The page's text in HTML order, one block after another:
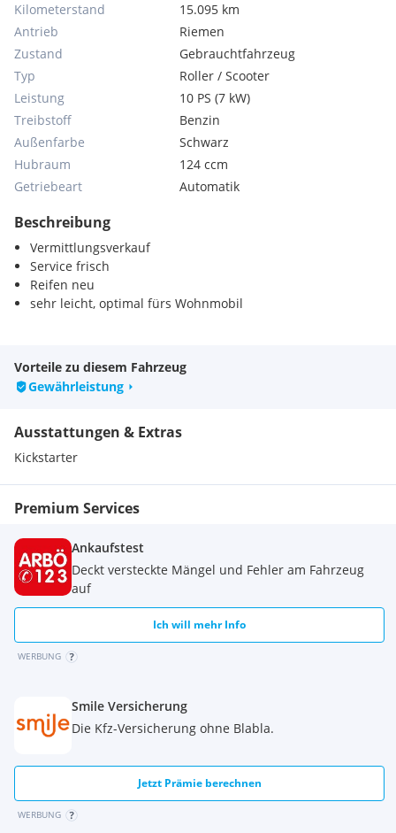
Kilometerstand
15.095 km
Antrieb
Riemen
Zustand
Gebrauchtfahrzeug
Typ
Roller / Scooter
Leistung
10 PS (7 kW)
Treibstoff
Benzin
Außenfarbe
Schwarz
Hubraum
124 ccm
Getriebeart
Automatik
Beschreibung
Vermittlungsverkauf
Service frisch
Reifen neu
sehr leicht, optimal fürs Wohnmobil
Vorteile zu diesem Fahrzeug
Gewährleistung
Ausstattungen & Extras
Kickstarter
Premium Services
Ankaufstest
Deckt versteckte Mängel und Fehler am Fahrzeug
auf
Ich will mehr Info
WERBUNG
Smile Versicherung
Die Kfz-Versicherung ohne Blabla.
Jetzt Prämie berechnen
WERBUNG